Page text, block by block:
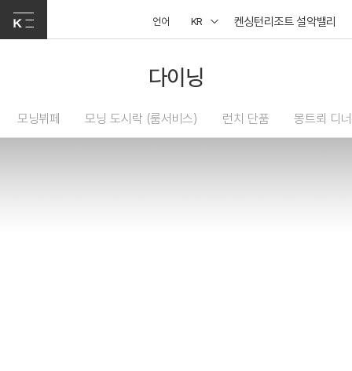
언어 KR 켄싱턴리조트 설악밸리
다이닝
모닝뷔페 모닝 도시락 (룸서비스) 런치 단품 몽트뢰 디